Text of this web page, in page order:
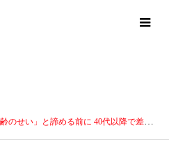
せい」と諦める前に 40代以降で差がつく“動ける人”と“動けなくなる人”の違い